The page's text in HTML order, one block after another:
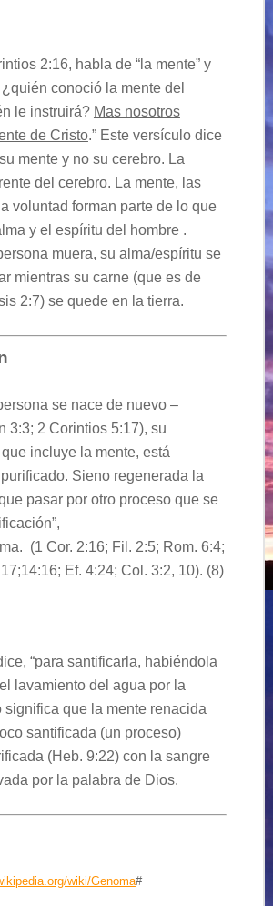
2:16, habla de “la mente” y
conoció la mente del
le instruirá? Mas nosotros
de Cristo.” Este versículodice
mente y no su cerebro. La
del cerebro. La mente, las
voluntad forman parte de lo que
y el espíritu del hombre.
muera, su alma/espíritu se
mientras su carne (que es de
2:7) se quede en la tierra.
se nace de nuevo –
3:3; 2 Corintios 5:17), su
incluye la mente, está
Sieno regenerada la
pasar por otro proceso que se
(1 Cor. 2:16; Fil. 2:5; Rom. 6:4;
Ef. 4:24; Col. 3:2, 10). (8)
“para santificarla, habiéndola
lavamiento del agua por la
significa que la mente renacida
santificada (un proceso)
(Heb. 9:22) con la sangre
por la palabra de Dios.
wiki/Genoma#